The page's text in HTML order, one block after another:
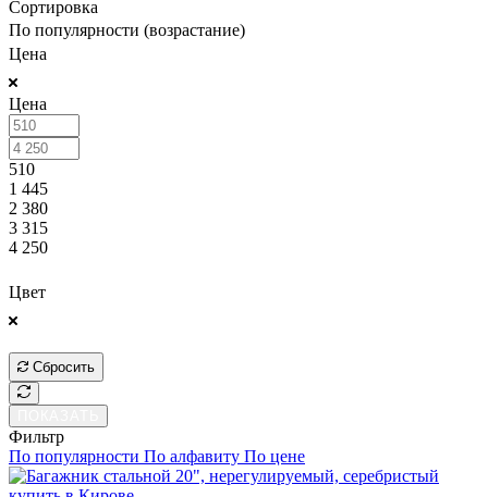
Сортировка
По популярности (возрастание)
Цена
Цена
510
1 445
2 380
3 315
4 250
Цвет
Сбросить
Фильтр
По популярности По алфавиту По цене